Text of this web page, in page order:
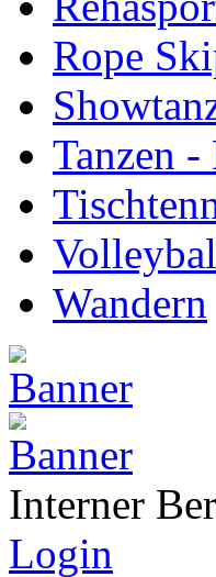
Rope
Tanzen
Wandern
Interner
Login